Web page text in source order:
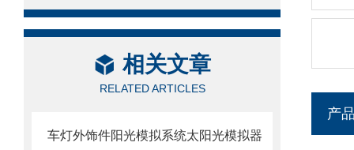
相关文章
RELATED ARTICLES
车灯外饰件阳光模拟系统太阳光模拟器
产